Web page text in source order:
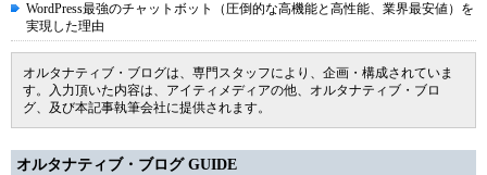
WordPress最強のチャットボット（圧倒的な高機能と高性能、業界最安値）を
実現した理由
オルタナティブ・ブログは、専門スタッフにより、企画・構成されていま
す。入力頂いた内容は、アイティメディアの他、オルタナティブ・ブロ
グ、及び本記事執筆会社に提供されます。
オルタナティブ・ブログ GUIDE